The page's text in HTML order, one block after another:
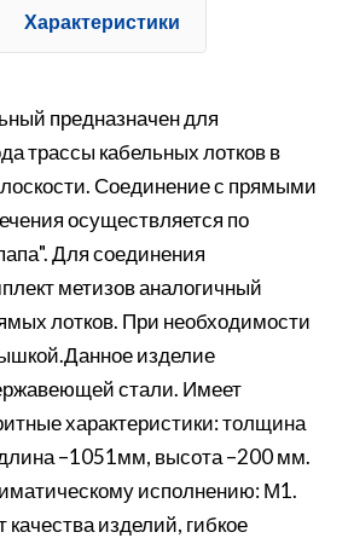
Характеристики
предназначен для
трассы кабельных лотков в
Соединение с прямыми
осуществляется по
Для соединения
метизов аналогичный
лотков. При необходимости
изделие
стали. Имеет
характеристики: толщина
–1051мм, высота –200 мм.
исполнению: М1.
изделий, гибкое